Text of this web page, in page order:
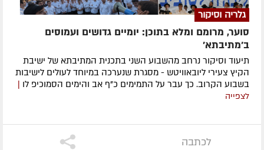
גלריה וסיקור
סוער, מרומם ומלא בתוכן: יומיים גדושים ועמוסים
ב'מתיבתא'
תיעוד וסיקור נרחב מהשבוע השני בתכנית המתיבתא של ישיבת
הקיץ צעירי ליובאוויטש - מסגרת שנערכה במיוחד לעולים לישיבות
בשבוע הקרוב. כך עבר על התמימים כ"ף אב והימים הסמוכיפ לו
לצפייה
לכתבה